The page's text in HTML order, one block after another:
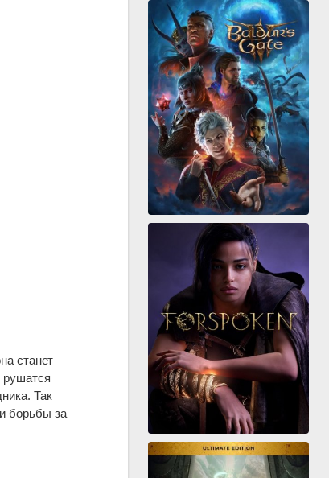
станет
рушатся
Так
борьбы за